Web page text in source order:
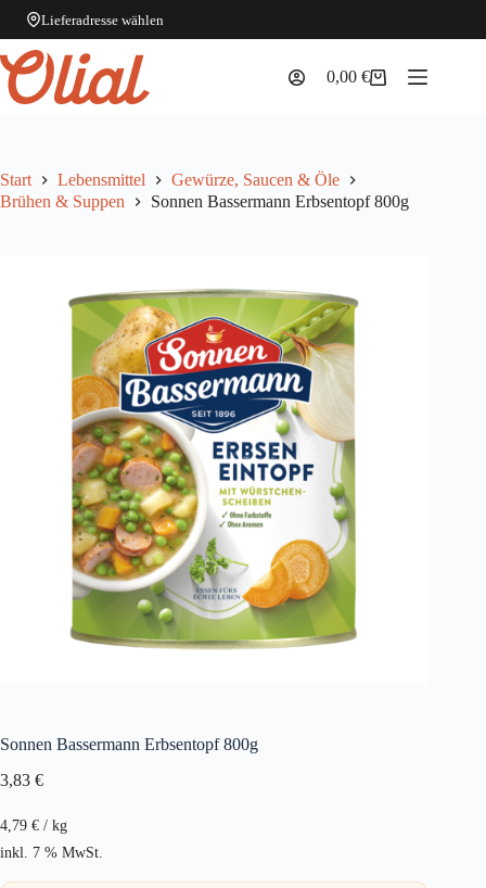
Lieferadresse wählen
Zum
Inhalt
springen
Warenkorb
0,00€
Start Lebensmittel
Gewürze, Saucen & Öle
Brühen & Suppen
Sonnen Bassermann Erbsentopf 800g
Sonnen Bassermann Erbsentopf 800g
3,83 €
4,79 € / kg
inkl. 7 % MwSt.